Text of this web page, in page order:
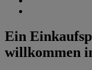
Ein
willkommen